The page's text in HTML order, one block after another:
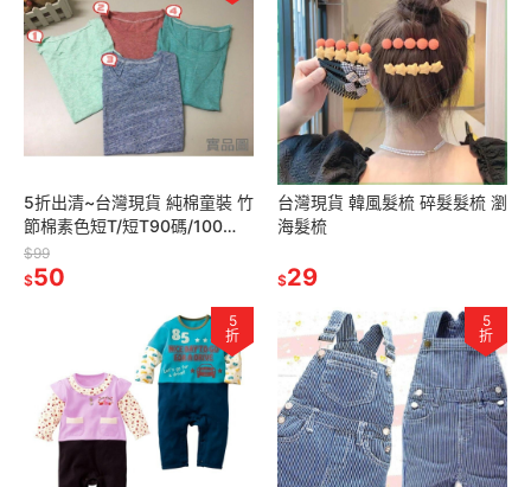
5折出清~台灣現貨 純棉童裝 竹
節棉素色短T/短T90碼/100
碼/110碼/120碼/130碼/140碼
$99
$50
台灣現貨 韓風髮梳 碎髮髮梳 瀏
海髮梳
$29
5
折
5
折